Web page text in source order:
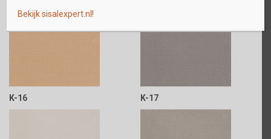
K-16 K-17
Bekijk sisalexpert.nl!